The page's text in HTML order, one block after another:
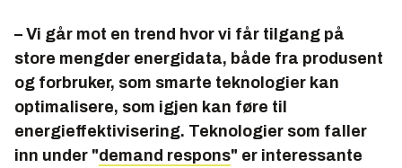
– Vi går mot en trend hvor vi får tilgang på
store mengder energidata, både fra produsent
og forbruker, som smarte teknologier kan
optimalisere, som igjen kan føre til
energieffektivisering. Teknologier som faller
inn under "demand respons" er interessante